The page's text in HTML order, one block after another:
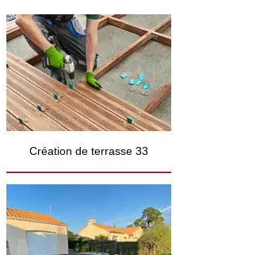
Création de terrasse 33